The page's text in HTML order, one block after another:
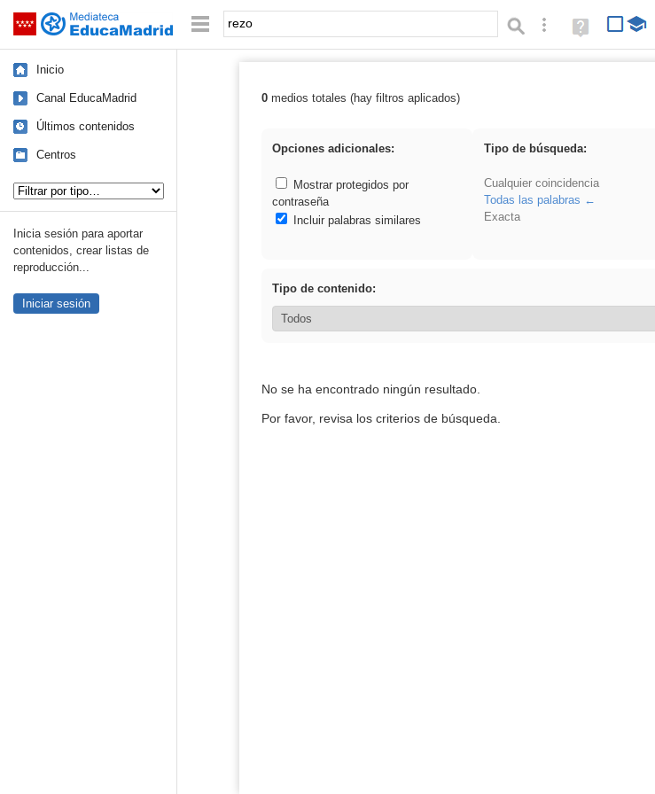
Saltar navegación Palabra o frase: Búsqueda avanzada
Ayuda
(en
Inicio
Canal EducaMadrid
Últimos contenidos
Centros
Inicia sesión para aportar
contenidos, crear listas de
reproducción...
Iniciar sesión
Resultados de: rezo
0medios totales (hay filtros aplicados)
Opciones adicionales:
Mostrar protegidos por
contraseña
Incluir palabras similares
Tipo de búsqueda:
Cualquier coincidencia
Todas las palabras
Exacta
Tipo de contenido:
No se ha encontrado ningún resultado.
Por favor, revisa los criterios de búsqueda.